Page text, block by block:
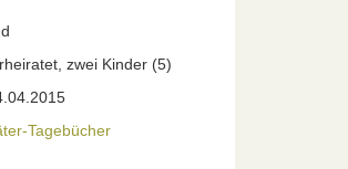
zwei Kinder (5)
Tagebücher